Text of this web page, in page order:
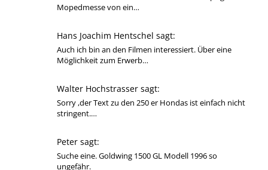
Mopedmesse von ein…
Hans Joachim Hentschel sagt:
Auch ich bin an den Filmen interessiert. Über eine
Möglichkeit zum Erwerb…
Walter Hochstrasser sagt:
Sorry ,der Text zu den 250 er Hondas ist einfach nicht
stringent.…
Peter sagt:
Suche eine. Goldwing 1500 GL Modell 1996 so
ungefähr.